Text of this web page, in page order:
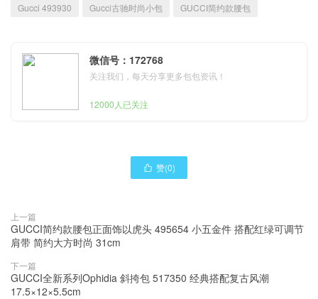
Gucci 493930 Gucci古驰时尚小包 GUCCI简约款腰包
微信号：172768
关注我们，每天分享更多包包资讯！
12000人已关注
 赞(0)
上一篇
GUCCI简约款腰包正面饰以虎头 495654 小五金件 搭配红绿可调节
肩带 简约大方时尚 31cm
下一篇
GUCCI全新系列Ophidia 斜挎包 517350 经典搭配复古风潮
17.5×12×5.5cm